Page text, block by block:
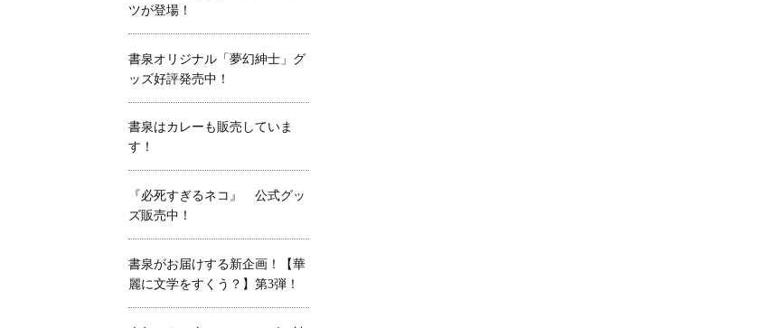
ツが登場！
書泉オリジナル「夢幻紳士」グ
ッズ好評発売中！
書泉はカレーも販売していま
す！
『必死すぎるネコ』 公式グッ
ズ販売中！
書泉がお届けする新企画！【華
麗に文学をすくう？】第3弾！